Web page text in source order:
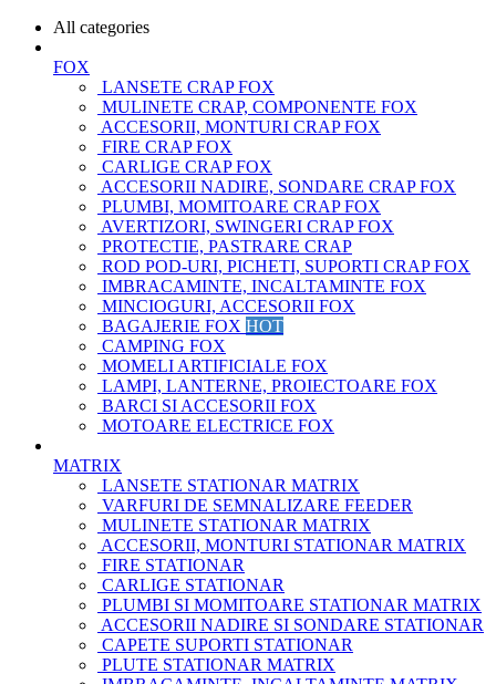
All categories
FOX
LANSETE CRAP FOX
MULINETE CRAP, COMPONENTE FOX
ACCESORII, MONTURI CRAP FOX
FIRE CRAP FOX
CARLIGE CRAP FOX
ACCESORII NADIRE, SONDARE CRAP FOX
PLUMBI, MOMITOARE CRAP FOX
AVERTIZORI, SWINGERI CRAP FOX
PROTECTIE, PASTRARE CRAP
ROD POD-URI, PICHETI, SUPORTI CRAP FOX
IMBRACAMINTE, INCALTAMINTE FOX
MINCIOGURI, ACCESORII FOX
BAGAJERIE FOX HOT
CAMPING FOX
MOMELI ARTIFICIALE FOX
LAMPI, LANTERNE, PROIECTOARE FOX
BARCI SI ACCESORII FOX
MOTOARE ELECTRICE FOX
MATRIX
LANSETE STATIONAR MATRIX
VARFURI DE SEMNALIZARE FEEDER
MULINETE STATIONAR MATRIX
ACCESORII, MONTURI STATIONAR MATRIX
FIRE STATIONAR
CARLIGE STATIONAR
PLUMBI SI MOMITOARE STATIONAR MATRIX
ACCESORII NADIRE SI SONDARE STATIONAR
CAPETE SUPORTI STATIONAR
PLUTE STATIONAR MATRIX